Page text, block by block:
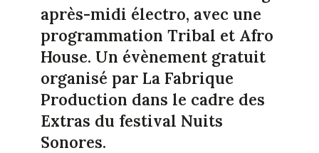
après-midi électro, avec une
programmation Tribal et Afro
House. Un évènement gratuit
organisé par La Fabrique
Production dans le cadre des
Extras du festival Nuits
Sonores.